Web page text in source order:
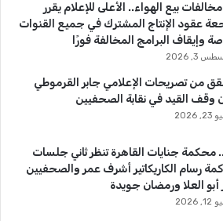
بيع الهواء.. الأعلى للإعلام يقرر
عقود الإنتاج المشترك في جميع القنوات
وإيقاف البرامج المخالفة فورًا
3, 2026
من تصريحات الإعلامي جابر القرموطي
وقف القيد في نقابة الصحفيين
2026
محكمة جنايات القاهرة تنظر ثاني جلسات
رسام الكاريكاتير أشرف عمر والصحفيين
أبو العلا ورمضان جويدة
2026